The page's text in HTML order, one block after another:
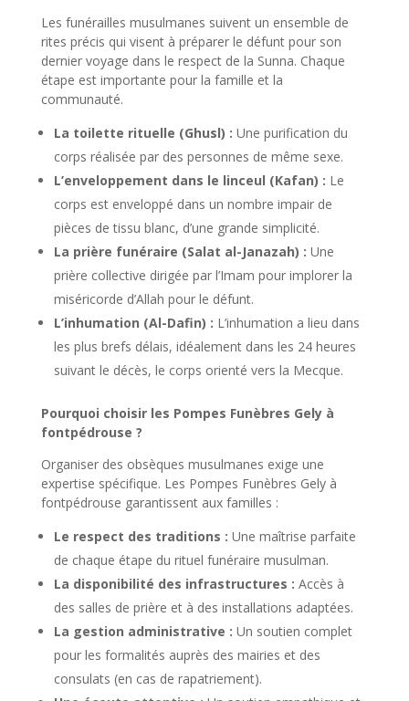
Les funérailles musulmanes suivent un ensemble de
rites précis qui visent à préparer le défunt pour son
dernier voyage dans le respect de la Sunna. Chaque
étape est importante pour la famille et la
communauté.
La toilette rituelle (Ghusl) : Une purification du
corps réalisée par des personnes de même sexe.
L’enveloppement dans le linceul (Kafan) : Le
corps est enveloppé dans un nombre impair de
pièces de tissu blanc, d’une grande simplicité.
La prière funéraire (Salat al-Janazah) : Une
prière collective dirigée par l’Imam pour implorer la
miséricorde d’Allah pour le défunt.
L’inhumation (Al-Dafin) : L’inhumation a lieu dans
les plus brefs délais, idéalement dans les 24 heures
suivant le décès, le corps orienté vers la Mecque.
Pourquoi choisir les Pompes Funèbres Gely à
fontpédrouse ?
Organiser des obsèques musulmanes exige une
expertise spécifique. Les Pompes Funèbres Gely à
fontpédrouse garantissent aux familles :
Le respect des traditions : Une maîtrise parfaite
de chaque étape du rituel funéraire musulman.
La disponibilité des infrastructures : Accès à
des salles de prière et à des installations adaptées.
La gestion administrative : Un soutien complet
pour les formalités auprès des mairies et des
consulats (en cas de rapatriement).